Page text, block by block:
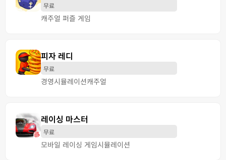
무료
캐주얼 퍼즐 게임
피자 레디
무료
경영시뮬레이션캐주얼
레이싱 마스터
무료
모바일 레이싱 게임시뮬레이션